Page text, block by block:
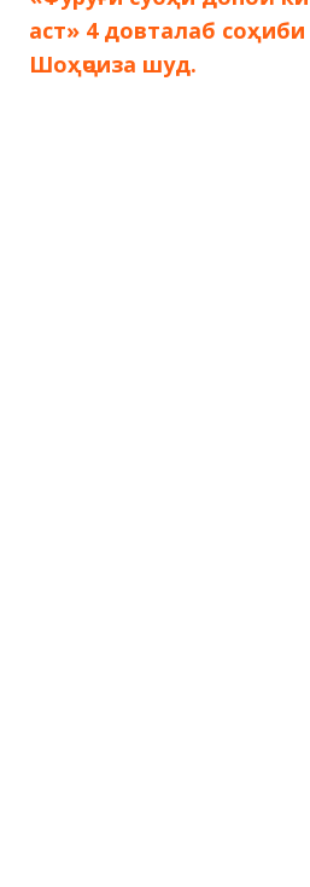
по
записям
аст» 4 довталаб соҳиби
Шоҳҷоиза шуд.